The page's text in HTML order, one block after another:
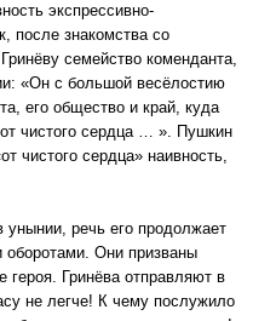
экспрессивно-
после знакомства со
семейство коменданта,
«Он с большой весёлостию
его общество и край, куда
чистого сердца … ». Пушкин
чистого сердца» наивность,
речь его продолжает
оборотами. Они призваны
героя. Гринёва отправляют в
не легче! К чему послужило